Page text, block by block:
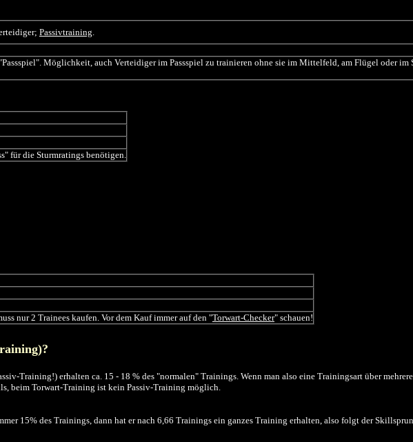
Passivtraining.
Möglichkeit, auch Verteidiger im Passspiel zu trainieren ohne sie im Mittelfeld, am Flügel oder im
für die Sturmratings benötigen.
nur 2 Trainees kaufen. Vor dem Kauf immer auf den "Torwart-Checker" schauen!
Training!) erhalten ca. 15 - 18 % des "normalen" Trainings. Wenn man also eine Trainingsart über
beim Torwart-Training ist kein Passiv-Training möglich.
15% des Trainings, dann hat er nach 6,66 Trainings ein ganzes Training erhalten, also folgt der